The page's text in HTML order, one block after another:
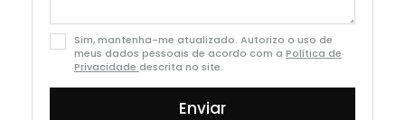
Sim, mantenha-me atualizado. Autorizo o uso de
meus dados pessoais de acordo com a Política de
Privacidade descrita no site.
Enviar